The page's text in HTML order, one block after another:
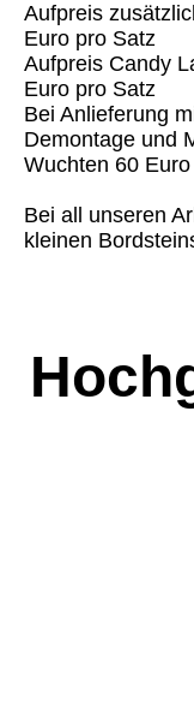
Aufpreis
Euro pro Satz
Aufpreis Candy
Euro pro Satz
Bei Anlieferung
Demontage und
Wuchten 60
Bei all unseren
kleinen